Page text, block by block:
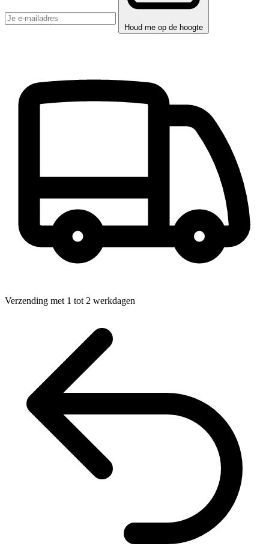
Houd me op de hoogte
Verzending met 1 tot 2 werkdagen